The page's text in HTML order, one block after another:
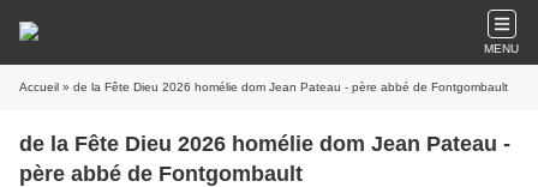
MENU
Accueil » de la Fête Dieu 2026 homélie dom Jean Pateau - père abbé de Fontgombault
de la Fête Dieu 2026 homélie dom Jean Pateau -
père abbé de Fontgombault